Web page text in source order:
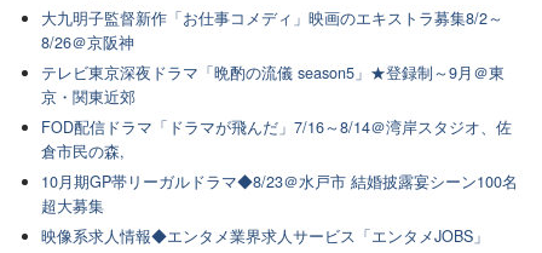
大九明子監督新作「お仕事コメディ」映画のエキストラ募集8/2～
8/26＠京阪神
テレビ東京深夜ドラマ「晩酌の流儀 season5」★登録制～9月＠東
京・関東近郊
FOD配信ドラマ「ドラマが飛んだ」7/16～8/14＠湾岸スタジオ、佐
倉市民の森,
10月期GP帯リーガルドラマ◆8/23＠水戸市 結婚披露宴シーン100名
超大募集
映像系求人情報◆エンタメ業界求人サービス「エンタメJOBS」